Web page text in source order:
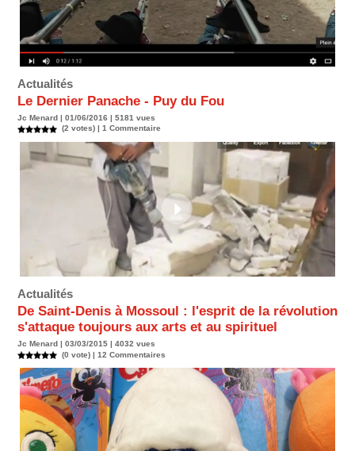
Actualités
Le Dernier Panache - Puy du Fou
Jc Menard | 01/06/2016 | 5181 vues
(2 votes) | 1 Commentaire
Actualités
De Saint-Denis à Mossoul : l'esprit de la révolution
s'attaque toujours aux arts et au spirituel
Jc Menard | 03/03/2015 | 4032 vues
(0 vote) | 12 Commentaires